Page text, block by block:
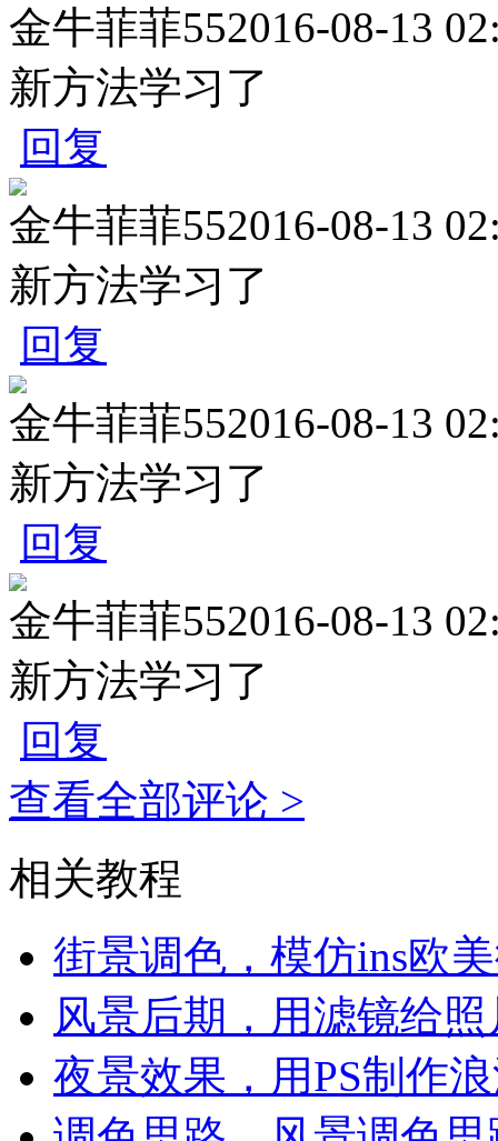
金牛菲菲552016-08-13
新方法学习了
回复
金牛菲菲552016-08-13
新方法学习了
回复
金牛菲菲552016-08-13
新方法学习了
回复
金牛菲菲552016-08-13
新方法学习了
回复
查看全部评论 >
相关教程
街景调色，模仿ins欧
风景后期，用滤镜给
夜景效果，用PS制作